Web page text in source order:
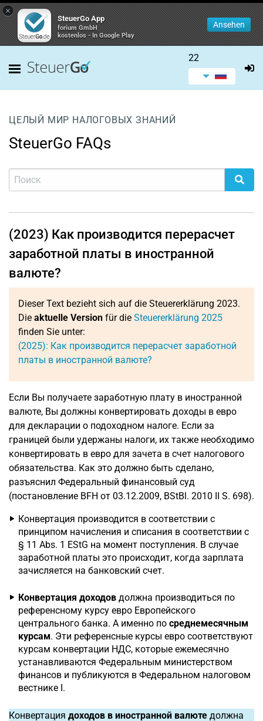
×
SteuerGo App
forium GmbH
kostenlos - In Google Play
Ansehen
22
ЦЕЛЫЙ МИР НАЛОГОВЫХ ЗНАНИЙ
SteuerGo FAQs
(2023) Как производится перерасчет
заработной платы в иностранной
валюте?
Dieser Text bezieht sich auf die Steuererklärung 2023.
Die aktuelle Version für die Steuererklärung 2025
finden Sie unter:
(2025): Как производится перерасчет заработной
платы в иностранной валюте?
Если Вы получаете заработную плату в иностранной
валюте, Вы должны конвертировать доходы в евро
для декларации о подоходном налоге. Если за
границей были удержаны налоги, их также необходимо
конвертировать в евро для зачета в счет налогового
обязательства. Как это должно быть сделано,
разъяснил Федеральный финансовый суд
(постановление BFH от 03.12.2009, BStBl. 2010 II S. 698).
Конвертация производится в соответствии с
принципом начисления и списания в соответствии с
§ 11 Abs. 1 EStG на момент поступления. В случае
заработной платы это происходит, когда зарплата
зачисляется на банковский счет.
Конвертация доходов должна производиться по
референсному курсу евро Европейского
центрального банка. А именно по среднемесячным
курсам. Эти референсные курсы евро соответствуют
курсам конвертации НДС, которые ежемесячно
устанавливаются Федеральным министерством
финансов и публикуются в Федеральном налоговом
вестнике I.
Конвертация доходов в иностранной валюте должна